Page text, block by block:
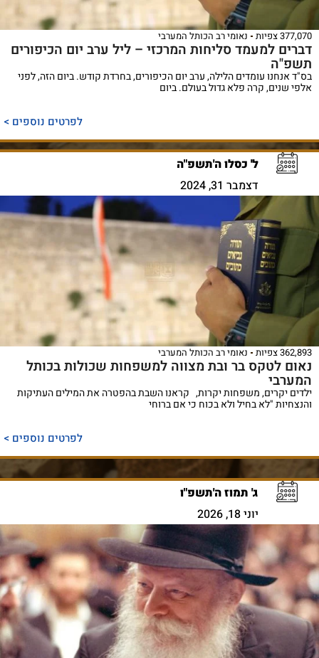
377,070 צפיות נאומי רב הכותל המערבי
דברים למעמד סליחות המרכזי – ליל ערב יום הכיפורים
תשפ"ה
בס"ד אנחנו עומדים הלילה, ערב יום הכיפורים, בחרדת קודש. ביום הזה, לפני
אלפי שנים, קרה פלא גדול בעולם. ביום
לפרטים נוספים >
ל' כסלו ה'תשפ"ה
דצמבר 31, 2024
362,893 צפיות נאומי רב הכותל המערבי
נאום לטקס בר ובת מצווה למשפחות שכולות בכותל
המערבי
ילדים יקרים, משפחות יקרות, קראנו השבת בהפטרה את המילים העתיקות
והנצחיות "לא בחיל ולא בכוח כי אם ברוחי
לפרטים נוספים >
ג' תמוז ה'תשפ"ו
יוני 18, 2026